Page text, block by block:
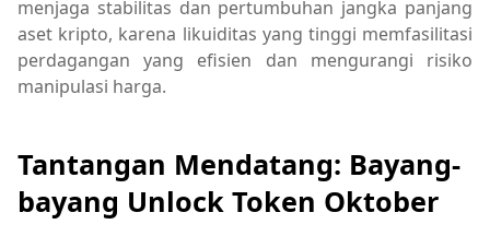
menjaga stabilitas dan pertumbuhan jangka panjang
aset kripto, karena likuiditas yang tinggi memfasilitasi
perdagangan yang efisien dan mengurangi risiko
manipulasi harga.
Tantangan Mendatang: Bayang-
bayang Unlock Token Oktober